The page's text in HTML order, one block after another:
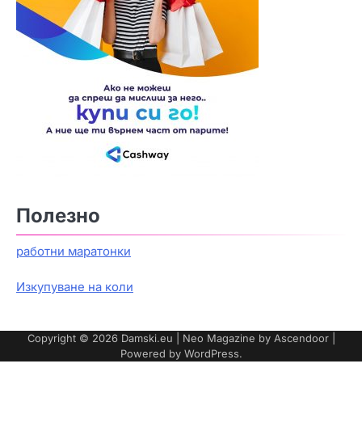
Полезно
работни маратонки
Изкупуване на коли
Copyright © 2026 Damski.eu | Neo Magazine by Ascendoor|
Powered by WordPress.